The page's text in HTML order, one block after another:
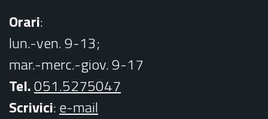
Orari:
lun.-ven. 9-13;
mar.-merc.-giov. 9-17
Tel.051.5275047
Scrivici:e-mail